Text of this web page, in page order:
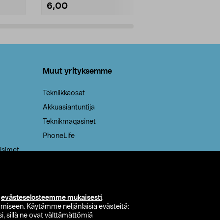
evästeselosteemme mukaisesti.
Käytämme neljänlaisia evästeitä:
sillä ne ovat välttämättömiä
6,00
Muut yrityksemme
Tekniikkaosat
Akkuasiantuntija
Teknikmagasinet
PhoneLife